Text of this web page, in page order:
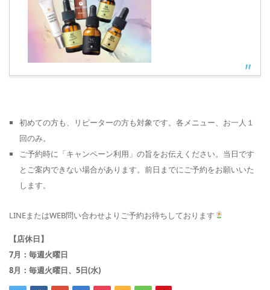
初めての方も、リピーターの方も対象です。各メニュー、お一人１
回のみ。
ご予約時に「キャンペーン利用」の旨をお伝えください。当日です
とご案内できない場合があります。前日までにご予約をお願いいた
します。
LINEまたはWEB問い合わせよりご予約お待ちしております
【店休日】
7月：毎週火曜日
8月：毎週火曜日、5日(水)